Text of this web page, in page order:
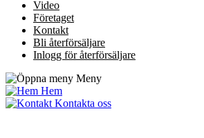
Video
Företaget
Kontakt
Bli återförsäljare
Inlogg för återförsäljare
Meny
Hem
Kontakta oss